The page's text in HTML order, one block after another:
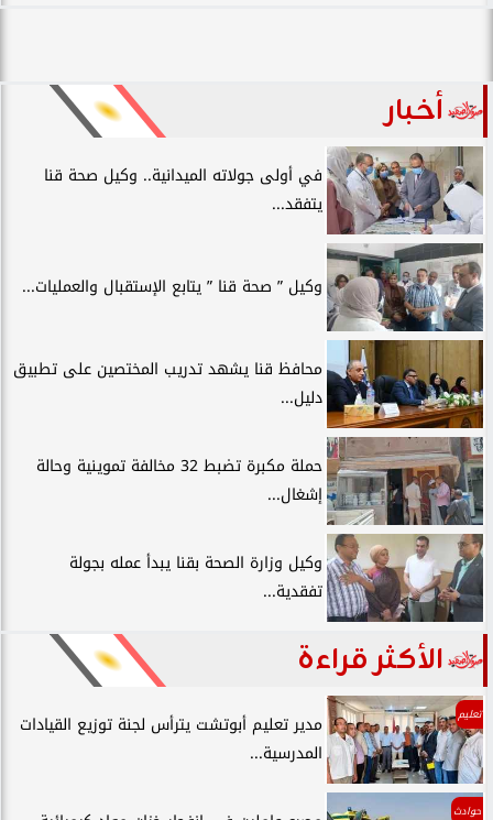
أخبار
في أولى جولاته الميدانية.. وكيل صحة قنا
يتفقد...
وكيل ” صحة قنا ” يتابع الإستقبال والعمليات...
محافظ قنا يشهد تدريب المختصين على تطبيق
دليل...
حملة مكبرة تضبط 32 مخالفة تموينية وحالة
إشغال...
وكيل وزارة الصحة بقنا يبدأ عمله بجولة
تفقدية...
الأكثر قراءة
تعليم
مدير تعليم أبوتشت يترأس لجنة توزيع القيادات
المدرسية...
حوادث